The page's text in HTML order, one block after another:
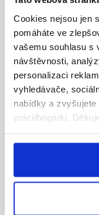
Cookies nejsou jen
pomáháte ve
vašemu souhlasu s
návštěvnosti,
personalizaci
vyhledávače,
nabídky a
práci/brigádu.
Pracovník
Market
Písek